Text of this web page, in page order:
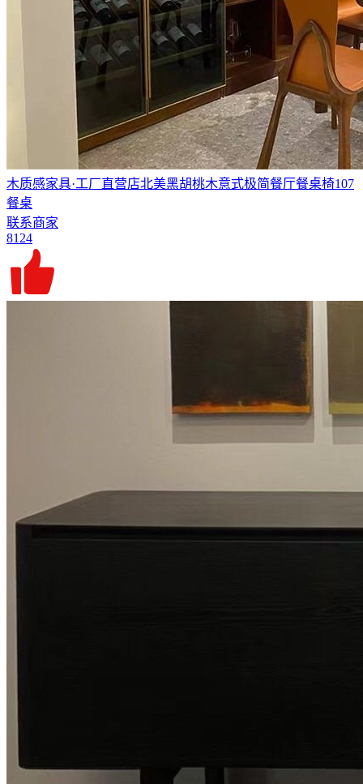
木质感家具·工厂直营店北美黑胡桃木意式极简餐厅餐桌椅107
餐桌
联系商家
8124